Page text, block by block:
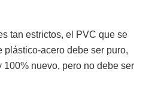
tan estrictos, el PVC que se
plástico-acero debe ser puro,
100% nuevo, pero no debe ser